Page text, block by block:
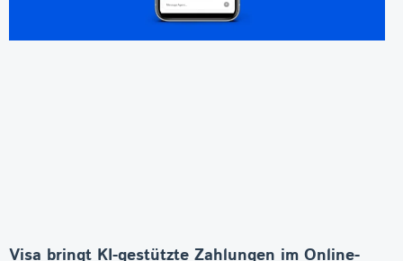
Visa bringt KI-gestützte Zahlungen im Online-